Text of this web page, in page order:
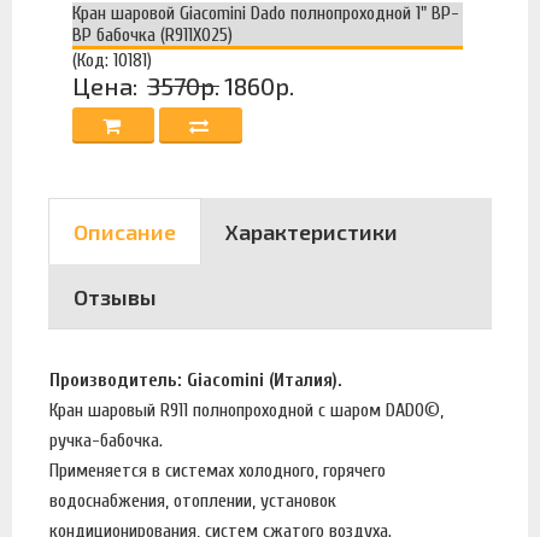
Кран шаровой Giacomini Dado полнопроходной 1" ВР-
ВР бабочка (R911X025)
(Код: 10181)
Цена: 3570р.1860р.
Описание Характеристики
Отзывы
Производитель: Giacomini (Италия).
Кран шаровый R911 полнопроходной с шаром DADO©,
ручка-бабочка.
Применяется в системах холодного, горячего
водоснабжения, отоплении, установок
кондиционирования, систем сжатого воздуха.